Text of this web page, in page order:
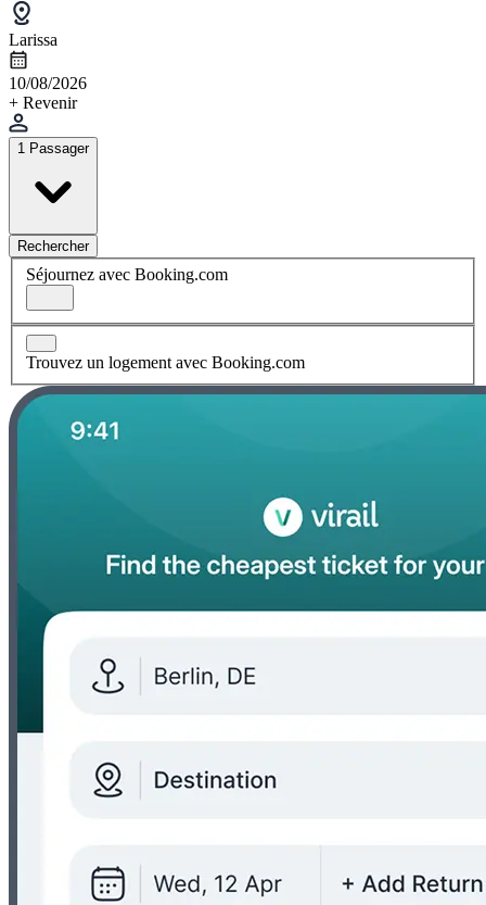
Larissa
10/08/2026
+ Revenir
1 Passager
Rechercher
Séjournez avec Booking.com
Trouvez un logement avec Booking.com